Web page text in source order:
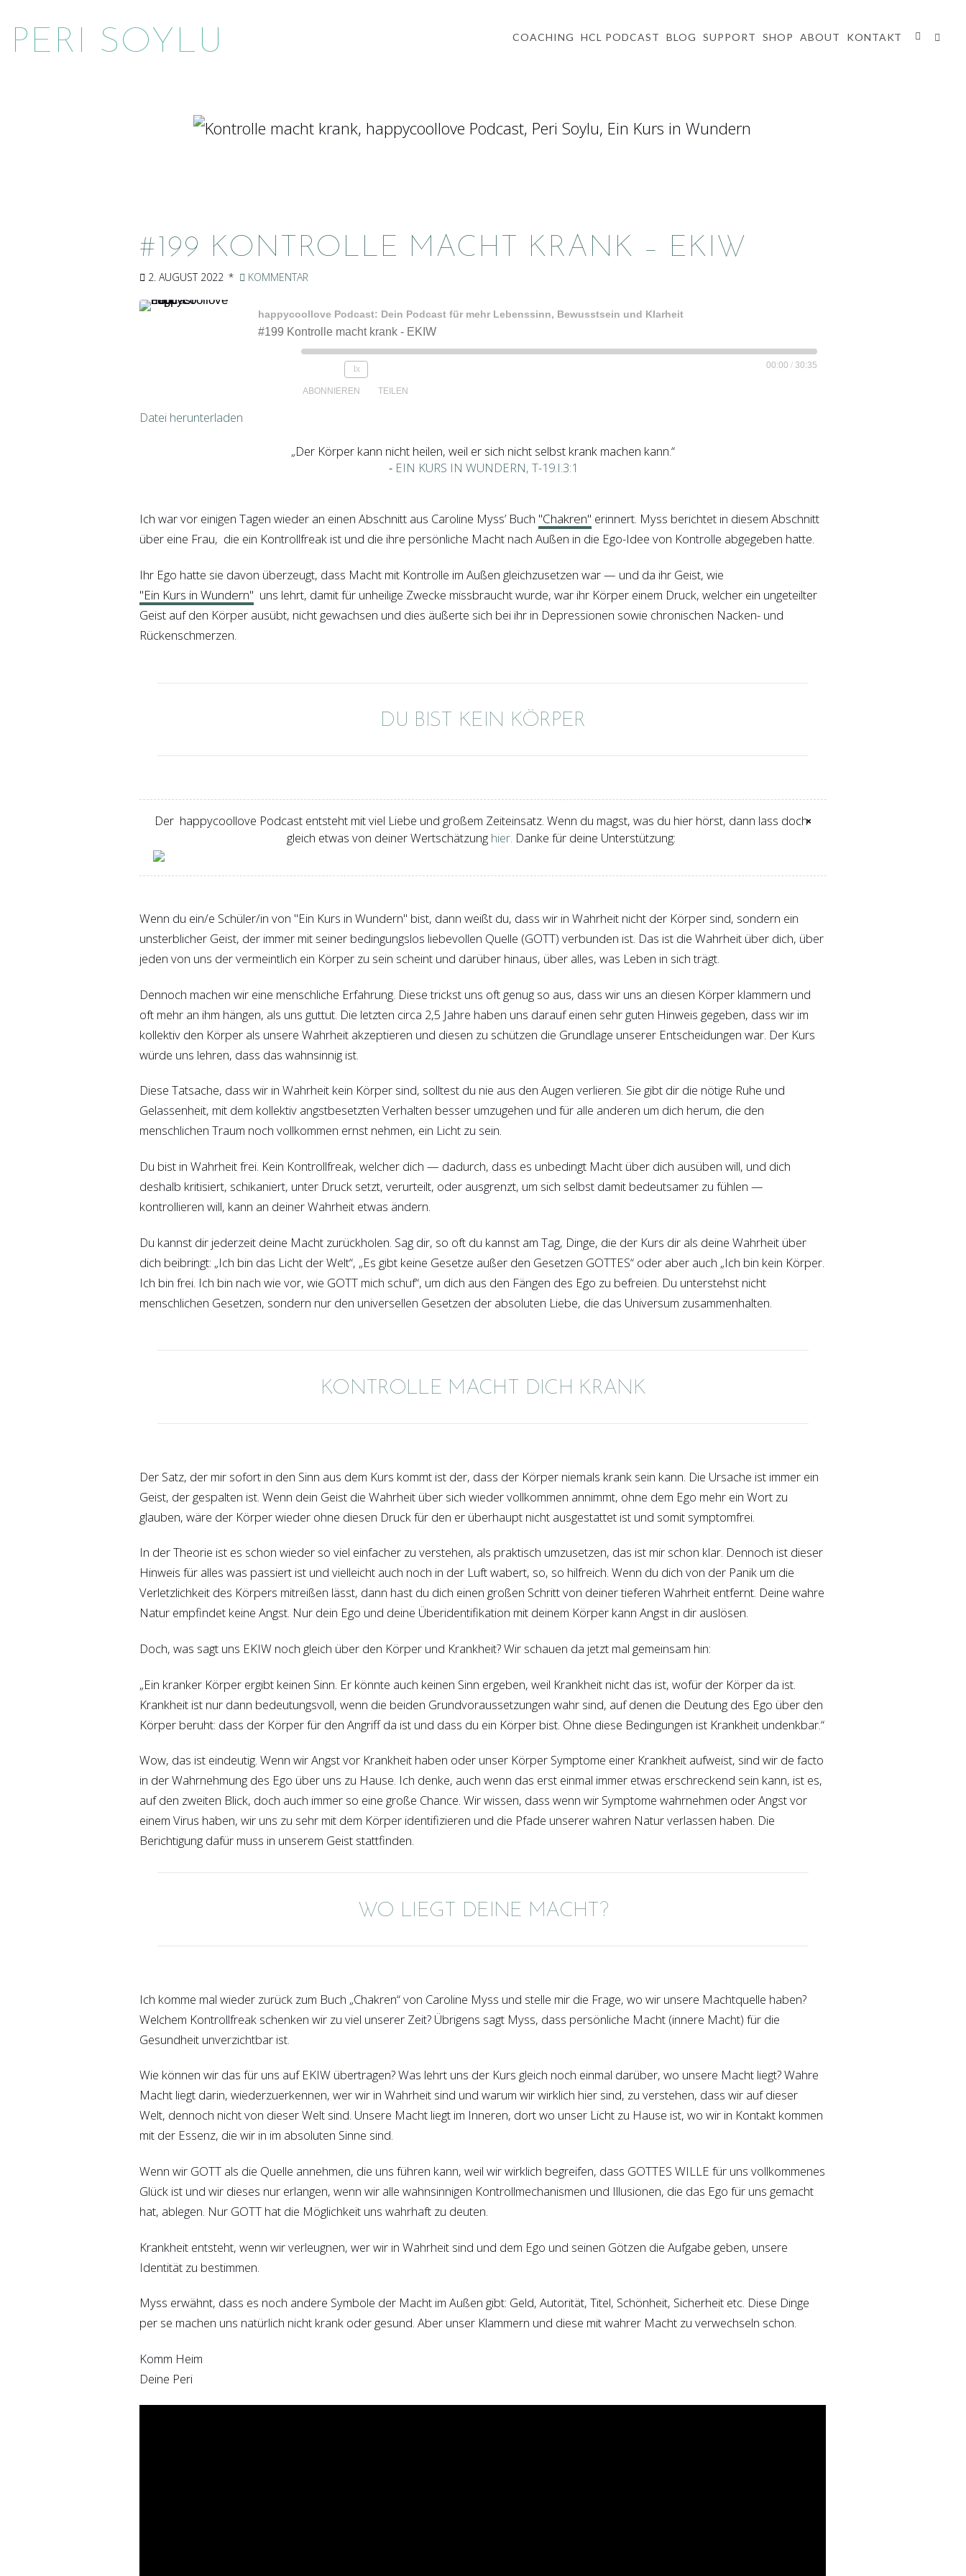
PERI SOYLU COACHING HCL PODCAST BLOG SUPPORT SHOP ABOUT KONTAKT
#199 KONTROLLE MACHT KRANK – EKIW
2. AUGUST 2022 KOMMENTAR
happycoollove Podcast: Dein Podcast für mehr Lebenssinn, Bewusstsein und Klarheit
#199 Kontrolle macht krank - EKIW
1x 00:00 / 30:35
ABONNIEREN TEILEN
Datei herunterladen
„Der Körper kann nicht heilen, weil er sich nicht selbst krank machen kann.“
- EIN KURS IN WUNDERN, T-19.I.3:1
Ich war vor einigen Tagen wieder an einen Abschnitt aus Caroline Myss’ Buch "Chakren" erinnert. Myss berichtet in diesem Abschnitt
über eine Frau, die ein Kontrollfreak ist und die ihre persönliche Macht nach Außen in die Ego-Idee von Kontrolle abgegeben hatte.
Ihr Ego hatte sie davon überzeugt, dass Macht mit Kontrolle im Außen gleichzusetzen war — und da ihr Geist, wie
"Ein Kurs in Wundern" uns lehrt, damit für unheilige Zwecke missbraucht wurde, war ihr Körper einem Druck, welcher ein ungeteilter
Geist auf den Körper ausübt, nicht gewachsen und dies äußerte sich bei ihr in Depressionen sowie chronischen Nacken- und
Rückenschmerzen.
DU BIST KEIN KÖRPER
×
Der happycoollove Podcast entsteht mit viel Liebe und großem Zeiteinsatz. Wenn du magst, was du hier hörst, dann lass doch
gleich etwas von deiner Wertschätzung hier. Danke für deine Unterstützung:
Wenn du ein/e Schüler/in von "Ein Kurs in Wundern" bist, dann weißt du, dass wir in Wahrheit nicht der Körper sind, sondern ein
unsterblicher Geist, der immer mit seiner bedingungslos liebevollen Quelle (GOTT) verbunden ist. Das ist die Wahrheit über dich, über
jeden von uns der vermeintlich ein Körper zu sein scheint und darüber hinaus, über alles, was Leben in sich trägt.
Dennoch machen wir eine menschliche Erfahrung. Diese trickst uns oft genug so aus, dass wir uns an diesen Körper klammern und
oft mehr an ihm hängen, als uns guttut. Die letzten circa 2,5 Jahre haben uns darauf einen sehr guten Hinweis gegeben, dass wir im
kollektiv den Körper als unsere Wahrheit akzeptieren und diesen zu schützen die Grundlage unserer Entscheidungen war. Der Kurs
würde uns lehren, dass das wahnsinnig ist.
Diese Tatsache, dass wir in Wahrheit kein Körper sind, solltest du nie aus den Augen verlieren. Sie gibt dir die nötige Ruhe und
Gelassenheit, mit dem kollektiv angstbesetzten Verhalten besser umzugehen und für alle anderen um dich herum, die den
menschlichen Traum noch vollkommen ernst nehmen, ein Licht zu sein.
Du bist in Wahrheit frei. Kein Kontrollfreak, welcher dich — dadurch, dass es unbedingt Macht über dich ausüben will, und dich
deshalb kritisiert, schikaniert, unter Druck setzt, verurteilt, oder ausgrenzt, um sich selbst damit bedeutsamer zu fühlen —
kontrollieren will, kann an deiner Wahrheit etwas ändern.
Du kannst dir jederzeit deine Macht zurückholen. Sag dir, so oft du kannst am Tag, Dinge, die der Kurs dir als deine Wahrheit über
dich beibringt: „Ich bin das Licht der Welt“, „Es gibt keine Gesetze außer den Gesetzen GOTTES“ oder aber auch „Ich bin kein Körper.
Ich bin frei. Ich bin nach wie vor, wie GOTT mich schuf“, um dich aus den Fängen des Ego zu befreien. Du unterstehst nicht
menschlichen Gesetzen, sondern nur den universellen Gesetzen der absoluten Liebe, die das Universum zusammenhalten.
KONTROLLE MACHT DICH KRANK
Der Satz, der mir sofort in den Sinn aus dem Kurs kommt ist der, dass der Körper niemals krank sein kann. Die Ursache ist immer ein
Geist, der gespalten ist. Wenn dein Geist die Wahrheit über sich wieder vollkommen annimmt, ohne dem Ego mehr ein Wort zu
glauben, wäre der Körper wieder ohne diesen Druck für den er überhaupt nicht ausgestattet ist und somit symptomfrei.
In der Theorie ist es schon wieder so viel einfacher zu verstehen, als praktisch umzusetzen, das ist mir schon klar. Dennoch ist dieser
Hinweis für alles was passiert ist und vielleicht auch noch in der Luft wabert, so, so hilfreich. Wenn du dich von der Panik um die
Verletzlichkeit des Körpers mitreißen lässt, dann hast du dich einen großen Schritt von deiner tieferen Wahrheit entfernt. Deine wahre
Natur empfindet keine Angst. Nur dein Ego und deine Überidentifikation mit deinem Körper kann Angst in dir auslösen.
Doch, was sagt uns EKIW noch gleich über den Körper und Krankheit? Wir schauen da jetzt mal gemeinsam hin:
„Ein kranker Körper ergibt keinen Sinn. Er könnte auch keinen Sinn ergeben, weil Krankheit nicht das ist, wofür der Körper da ist.
Krankheit ist nur dann bedeutungsvoll, wenn die beiden Grundvoraussetzungen wahr sind, auf denen die Deutung des Ego über den
Körper beruht: dass der Körper für den Angriff da ist und dass du ein Körper bist. Ohne diese Bedingungen ist Krankheit undenkbar.“
Wow, das ist eindeutig. Wenn wir Angst vor Krankheit haben oder unser Körper Symptome einer Krankheit aufweist, sind wir de facto
in der Wahrnehmung des Ego über uns zu Hause. Ich denke, auch wenn das erst einmal immer etwas erschreckend sein kann, ist es,
auf den zweiten Blick, doch auch immer so eine große Chance. Wir wissen, dass wenn wir Symptome wahrnehmen oder Angst vor
einem Virus haben, wir uns zu sehr mit dem Körper identifizieren und die Pfade unserer wahren Natur verlassen haben. Die
Berichtigung dafür muss in unserem Geist stattfinden.
WO LIEGT DEINE MACHT?
Ich komme mal wieder zurück zum Buch „Chakren“ von Caroline Myss und stelle mir die Frage, wo wir unsere Machtquelle haben?
Welchem Kontrollfreak schenken wir zu viel unserer Zeit? Übrigens sagt Myss, dass persönliche Macht (innere Macht) für die
Gesundheit unverzichtbar ist.
Wie können wir das für uns auf EKIW übertragen? Was lehrt uns der Kurs gleich noch einmal darüber, wo unsere Macht liegt? Wahre
Macht liegt darin, wiederzuerkennen, wer wir in Wahrheit sind und warum wir wirklich hier sind, zu verstehen, dass wir auf dieser
Welt, dennoch nicht von dieser Welt sind. Unsere Macht liegt im Inneren, dort wo unser Licht zu Hause ist, wo wir in Kontakt kommen
mit der Essenz, die wir in im absoluten Sinne sind.
Wenn wir GOTT als die Quelle annehmen, die uns führen kann, weil wir wirklich begreifen, dass GOTTES WILLE für uns vollkommenes
Glück ist und wir dieses nur erlangen, wenn wir alle wahnsinnigen Kontrollmechanismen und Illusionen, die das Ego für uns gemacht
hat, ablegen. Nur GOTT hat die Möglichkeit uns wahrhaft zu deuten.
Krankheit entsteht, wenn wir verleugnen, wer wir in Wahrheit sind und dem Ego und seinen Götzen die Aufgabe geben, unsere
Identität zu bestimmen.
Myss erwähnt, dass es noch andere Symbole der Macht im Außen gibt: Geld, Autorität, Titel, Schönheit, Sicherheit etc. Diese Dinge
per se machen uns natürlich nicht krank oder gesund. Aber unser Klammern und diese mit wahrer Macht zu verwechseln schon.
Komm Heim
Deine Peri